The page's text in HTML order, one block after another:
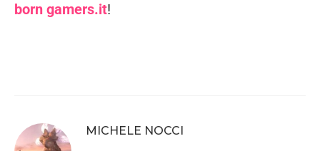
born gamers.it!
MICHELE NOCCI